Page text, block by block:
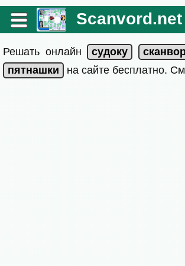
Scanvord.net
Решать онлайн
на сайте бесплатно.